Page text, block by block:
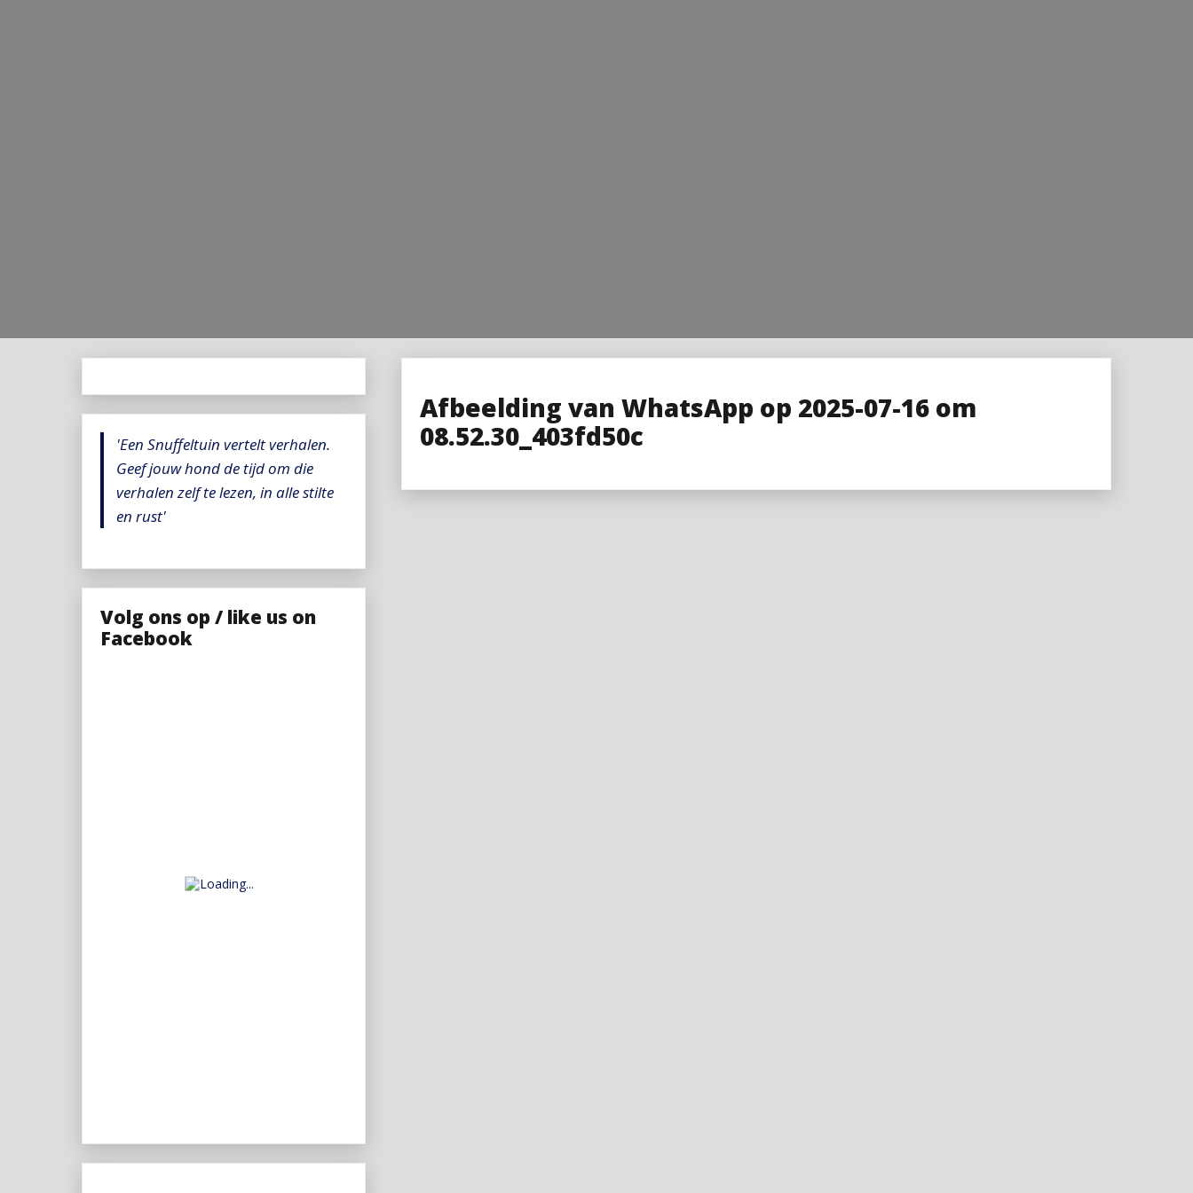
Afbeelding van WhatsApp op 2025-07-16 om
08.52.30_403fd50c
'Een Snuffeltuin vertelt verhalen.
Geef jouw hond de tijd om die
verhalen zelf te lezen, in alle stilte
en rust'
Volg ons op / like us on
Facebook